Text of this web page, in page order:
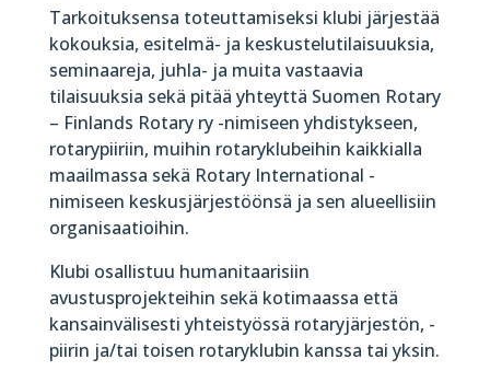
Tarkoituksensa toteuttamiseksi klubi järjestää
kokouksia, esitelmä- ja keskustelutilaisuuksia,
seminaareja, juhla- ja muita vastaavia
tilaisuuksia sekä pitää yhteyttä Suomen Rotary
– Finlands Rotary ry -nimiseen yhdistykseen,
rotarypiiriin, muihin rotaryklubeihin kaikkialla
maailmassa sekä Rotary International -
nimiseen keskusjärjestöönsä ja sen alueellisiin
organisaatioihin.
Klubi osallistuu humanitaarisiin
avustusprojekteihin sekä kotimaassa että
kansainvälisesti yhteistyössä rotaryjärjestön, -
piirin ja/tai toisen rotaryklubin kanssa tai yksin.